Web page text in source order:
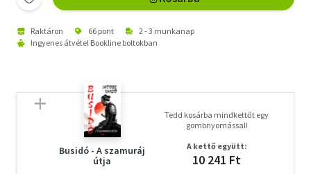
Raktáron 66 pont
2 - 3 munkanap
Ingyenes átvétel Bookline boltokban
Busidó - A szamuráj
útja
Tedd kosárba mindkettőt egy
gombnyomással!
A kettő együtt:
10 241 Ft